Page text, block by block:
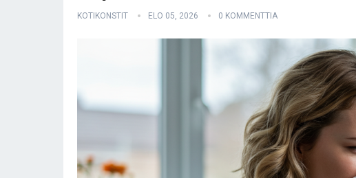
KOTIKONSTIT ELO 05, 2026 0 KOMMENTTIA